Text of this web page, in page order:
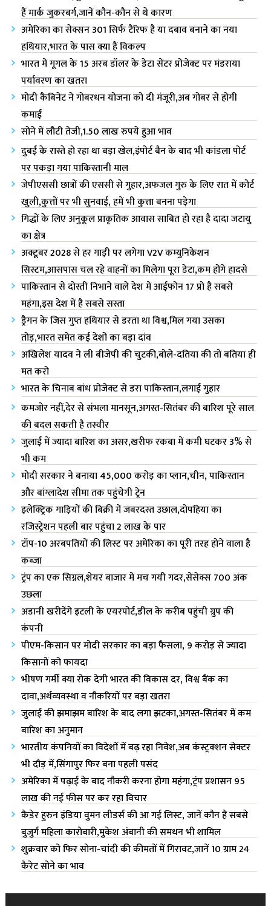
हैं मार्क जुकरबर्ग,जानें कौन-कौन से थे कारण
अमेरिका का सेक्सन 301 सिर्फ टैरिफ है या दबाव बनाने का नया
हथियार,भारत के पास क्या हैं विकल्प
भारत में गूगल के 15 अरब डॉलर के डेटा सेंटर प्रोजेक्ट पर मंडराया
पर्यावरण का खतरा
मोदी कैबिनेट ने गोबरधन योजना को दी मंजूरी,अब गोबर से होगी
कमाई
सोने में लौटी तेजी,1.50 लाख रुपये हुआ भाव
दुबई के रास्ते हो रहा था बड़ा खेल,इंपोर्ट बैन के बाद भी कांडला पोर्ट
पर पकड़ा गया पाकिस्तानी माल
जेपीएससी छात्रों की एससी से गुहार,अफजल गुरु के लिए रात में कोर्ट
खुली,कुत्तों पर भी सुनवाई, हमें भी कुत्ता बनना पड़ेगा
गिद्धों के लिए अनुकूल प्राकृतिक आवास साबित हो रहा है दादा जटायु
का क्षेत्र
अक्टूबर 2028 से हर गाड़ी पर लगेगा V2V कम्युनिकेशन
सिस्टम,आसपास चल रहे वाहनों का मिलेगा पूरा डेटा,कम होंगे हादसे
पाकिस्तान से दोस्ती निभाने वाले देश में आईफोन 17 प्रो है सबसे
महंगा,इस देश में है सबसे सस्ता
ड्रैगन के जिस गुप्त हथियार से डरता था विश्व,मिल गया उसका
तोड़,भारत समेत कई देशों का बड़ा दांव
अखिलेश यादव ने ली बीजेपी की चुटकी,बोले-दतिया की तो बतिया ही
मत करो
भारत के चिनाब बांध प्रोजेक्ट से डरा पाकिस्तान,लगाई गुहार
कमजोर नहीं,देर से संभला मानसून,अगस्त-सितंबर की बारिश पूरे साल
की बदल सकती है तस्वीर
जुलाई में ज्यादा बारिश का असर,खरीफ रकबा में कमी घटकर 3% से
भी कम
मोदी सरकार ने बनाया 45,000 करोड़ का प्लान,चीन, पाकिस्तान
और बांग्लादेश सीमा तक पहुंचेगी ट्रेन
इलेक्ट्रिक गाड़ियों की बिक्री में जबरदस्त उछाल,दोपहिया का
रजिस्ट्रेशन पहली बार पहुंचा 2 लाख के पार
टॉप-10 अरबपतियों की लिस्ट पर अमेरिका‌ का पूरी तरह होने वाला है
कब्जा
ट्रंप का एक सिग्नल,शेयर बाजार में मच गयी गदर,सेंसेक्स 700 अंक
उछला
अडानी खरीदेंगे इटली के एयरपोर्ट,डील के करीब पहुंची ग्रुप की
कंपनी
पीएम-किसान पर मोदी सरकार का बड़ा फैसला, 9 करोड़ से ज्यादा
किसानों को फायदा
भीषण गर्मी क्या रोक देगी भारत की विकास दर, विश्व बैंक का
दावा,अर्थव्यवस्था व नौकरियों पर बड़ा खतरा
जुलाई की झमाझम बारिश के बाद लगा झटका,अगस्त-सितंबर में कम
बारिश का अनुमान
भारतीय कंपनियों का विदेशों में बढ़ रहा निवेश,अब कंस्ट्रक्शन सेक्टर
भी दौड़ में,सिंगापुर फिर बना पहली पसंद
अमेरिका में पढ़ाई के बाद नौकरी करना होगा महंगा,ट्रंप प्रशासन 95
लाख की नई फीस पर कर रहा विचार
कैंडेर हुरुन इंडिया वुमन लीडर्स की आ गई लिस्ट, जानें कौन हैं सबसे
बुजुर्ग महिला कारोबारी,मुकेश अंबानी की समधन भी शामिल
शुक्रवार को फिर सोना-चांदी की कीमतों में गिरावट,जानें 10 ग्राम 24
कैरेट सोने का भाव